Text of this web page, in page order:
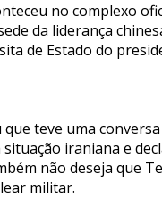
no complexo
da liderança
de Estado do
teve uma
iraniana e
não deseja que
militar.